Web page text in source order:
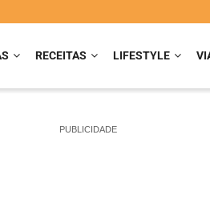
RECEITAS LIFESTYLE
PUBLICIDADE